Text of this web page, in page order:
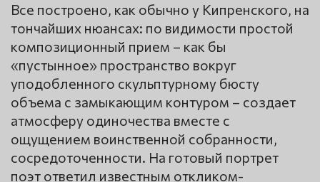
Все построено, как обычно у Кипренского, на
тончайших нюансах: по видимости простой
композиционный прием – как бы
«пустынное» пространство вокруг
уподобленного скульптурному бюсту
объема с замыкающим контуром – создает
атмосферу одиночества вместе с
ощущением воинственной собранности,
сосредоточенности. На готовый портрет
поэт ответил известным откликом-